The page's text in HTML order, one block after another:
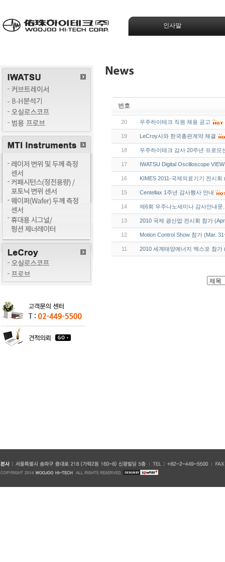
인사말
번호
20 우주하이테크 직원 채용 공고
19 LeCroy사와 한국총판계약 체결
18 우주하이테크 감사 20주년 프로모
17 IWATSU Digital Oscilloscope
16 KIMES 2011-국제의료기기 전시회
15 Centellax 1주년 감사행사 안내
14 제6회 우주나노세미나 감사안내문.
13 2010 국제 광산업 전시회 참가
12 Motion Control Show 참가 (Mar.
11 2010 세계태양에너지 엑스포 참가